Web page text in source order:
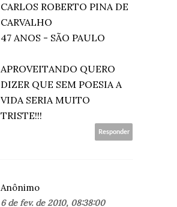
CARLOS ROBERTO PINA DE
CARVALHO
47 ANOS - SÃO PAULO
APROVEITANDO QUERO
DIZER QUE SEM POESIA A
VIDA SERIA MUITO
TRISTE!!!
Responder
Anônimo
6 de fev. de 2010, 08:38:00